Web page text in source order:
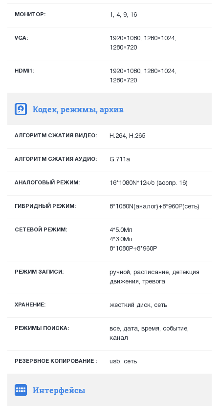
МОНИТОР: 1, 4, 9, 16
VGA:
1920×1080, 1280×1024,
1280×720
HDMI1:
1920×1080, 1280×1024,
1280×720
Кодек, режимы, архив
АЛГОРИТМ СЖАТИЯ ВИДЕО: H.264, H.265
АЛГОРИТМ СЖАТИЯ АУДИО: G.711a
АНАЛОГОВЫЙ РЕЖИМ: 16*1080N*12к/с (воспр. 16)
ГИБРИДНЫЙ РЕЖИМ: 8*1080N(аналог)+8*960P(сеть)
СЕТЕВОЙ РЕЖИМ:
4*5.0Мп
4*3.0Мп
8*1080P+8*960P
РЕЖИМ ЗАПИСИ:
ручной, расписание, детекция
движения, тревога
ХРАНЕНИЕ: жесткий диск, сеть
РЕЖИМЫ ПОИСКА:
все, дата, время, событие,
канал
РЕЗЕРВНОЕ КОПИРОВАНИЕ : usb, сеть
Интерфейсы